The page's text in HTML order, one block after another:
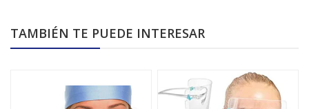
TAMBIÉN TE PUEDE INTERESAR